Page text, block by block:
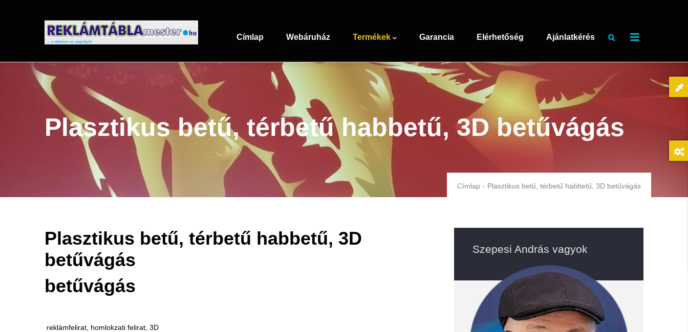
navigation
Címlap Webáruház Termékek Garancia Elérhetőség Ajánlatkérés
Plasztikus betű, térbetű habbetű, 3D betűvágás
Címlap - Plasztikus betű, térbetű habbetű, 3D betűvágás
Plasztikus betű, térbetű habbetű, 3D
betűvágás
betűvágás
reklámfelirat, homlokzati felirat, 3D
Szepesi András vagyok